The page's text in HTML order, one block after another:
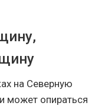
на Северную
может опираться